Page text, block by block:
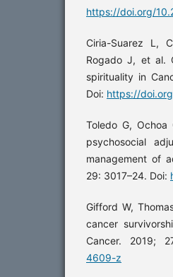
https://doi.org/
Ciria-Suarez L,
Rogado J, et al.
spirituality in
Doi: https://
Toledo G,
psychosocial
management of
29: 3017–24. Doi:
Gifford W,
cancer
Cancer. 2019;
4609-z